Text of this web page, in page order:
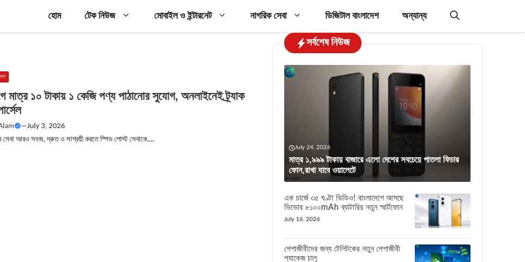
হোম টেক নিউজ মোবাইল ও ইন্টারনেট নাগরিক সেবা ডিজিটাল বাংলাদেশ অন্যান্য
মাত্র ১০ টাকায় ১ কেজি পণ্য পাঠানোর সুযোগ, অনলাইনেই ট্র্যাক
— July 3, 2026
সেবা আরও সহজ, দ্রুত ও সাশ্রয়ী করতে স্পিড পোস্ট সেবাকে....
সর্বশেষ নিউজ
July 24, 2026
মাত্র ১,৯৯৯ টাকায় বাজারে এলো দেশের সবচেয়ে পাতলা ফিচার
ফোন,রাখা যাবে ওয়ালেটে
এক চার্জে ৩৫ ঘণ্টা ভিডিও! বাংলাদেশে আসছে
ভিভোর ৮১০০mAh ব্যাটারির নতুন স্মার্টফোন
July 16, 2026
পেশাজীবীদের জন্য টেলিটকের নতুন পেশাজীবী
প্যাকেজ চালু